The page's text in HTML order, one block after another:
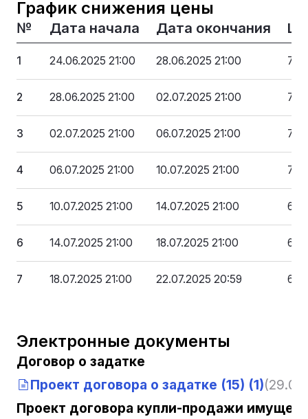
График снижения цены
№ Дата начала Дата окончания
1 24.06.2025 21:00 28.06.2025 21:00
2 28.06.2025 21:00 02.07.2025 21:00
3 02.07.2025 21:00 06.07.2025 21:00
4 06.07.2025 21:00 10.07.2025 21:00
5 10.07.2025 21:00 14.07.2025 21:00
6 14.07.2025 21:00 18.07.2025 21:00
7 18.07.2025 21:00 22.07.2025 20:59
Электронные документы
Договор о задатке
Проект договора о задатке (15) (1)
Проект договора купли-продажи